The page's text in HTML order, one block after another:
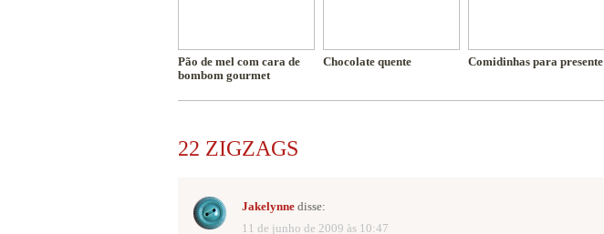
Pão de mel com cara de
bombom gourmet
Chocolate quente Comidinhas para presente
22 ZIGZAGS
Jakelynne disse:
11 de junho de 2009 às 10:47